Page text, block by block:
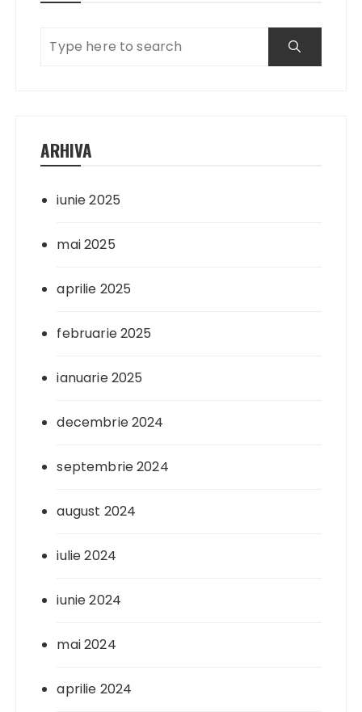
ARHIVA
iunie 2025
mai 2025
aprilie 2025
februarie 2025
ianuarie 2025
decembrie 2024
septembrie 2024
august 2024
iulie 2024
iunie 2024
mai 2024
aprilie 2024